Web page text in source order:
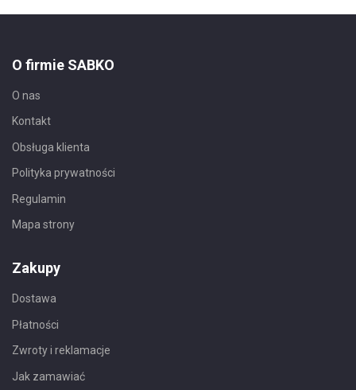
O firmie SABKO
O nas
Kontakt
Obsługa klienta
Polityka prywatności
Regulamin
Mapa strony
Zakupy
Dostawa
Płatności
Zwroty i reklamacje
Jak zamawiać